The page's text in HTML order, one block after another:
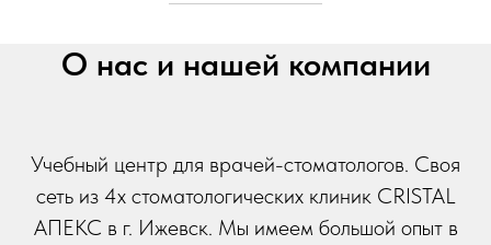
О нас и нашей компании
Учебный центр для врачей-стоматологов. Своя
сеть из 4х стоматологических клиник CRISTAL
АПЕКС в г. Ижевск. Мы имеем большой опыт в